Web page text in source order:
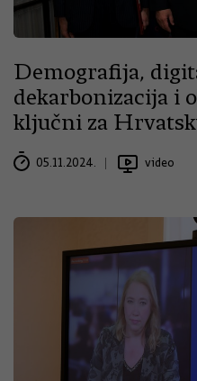
Demografija,
dekarbonizacija i
ključni za
05.11.2024. video